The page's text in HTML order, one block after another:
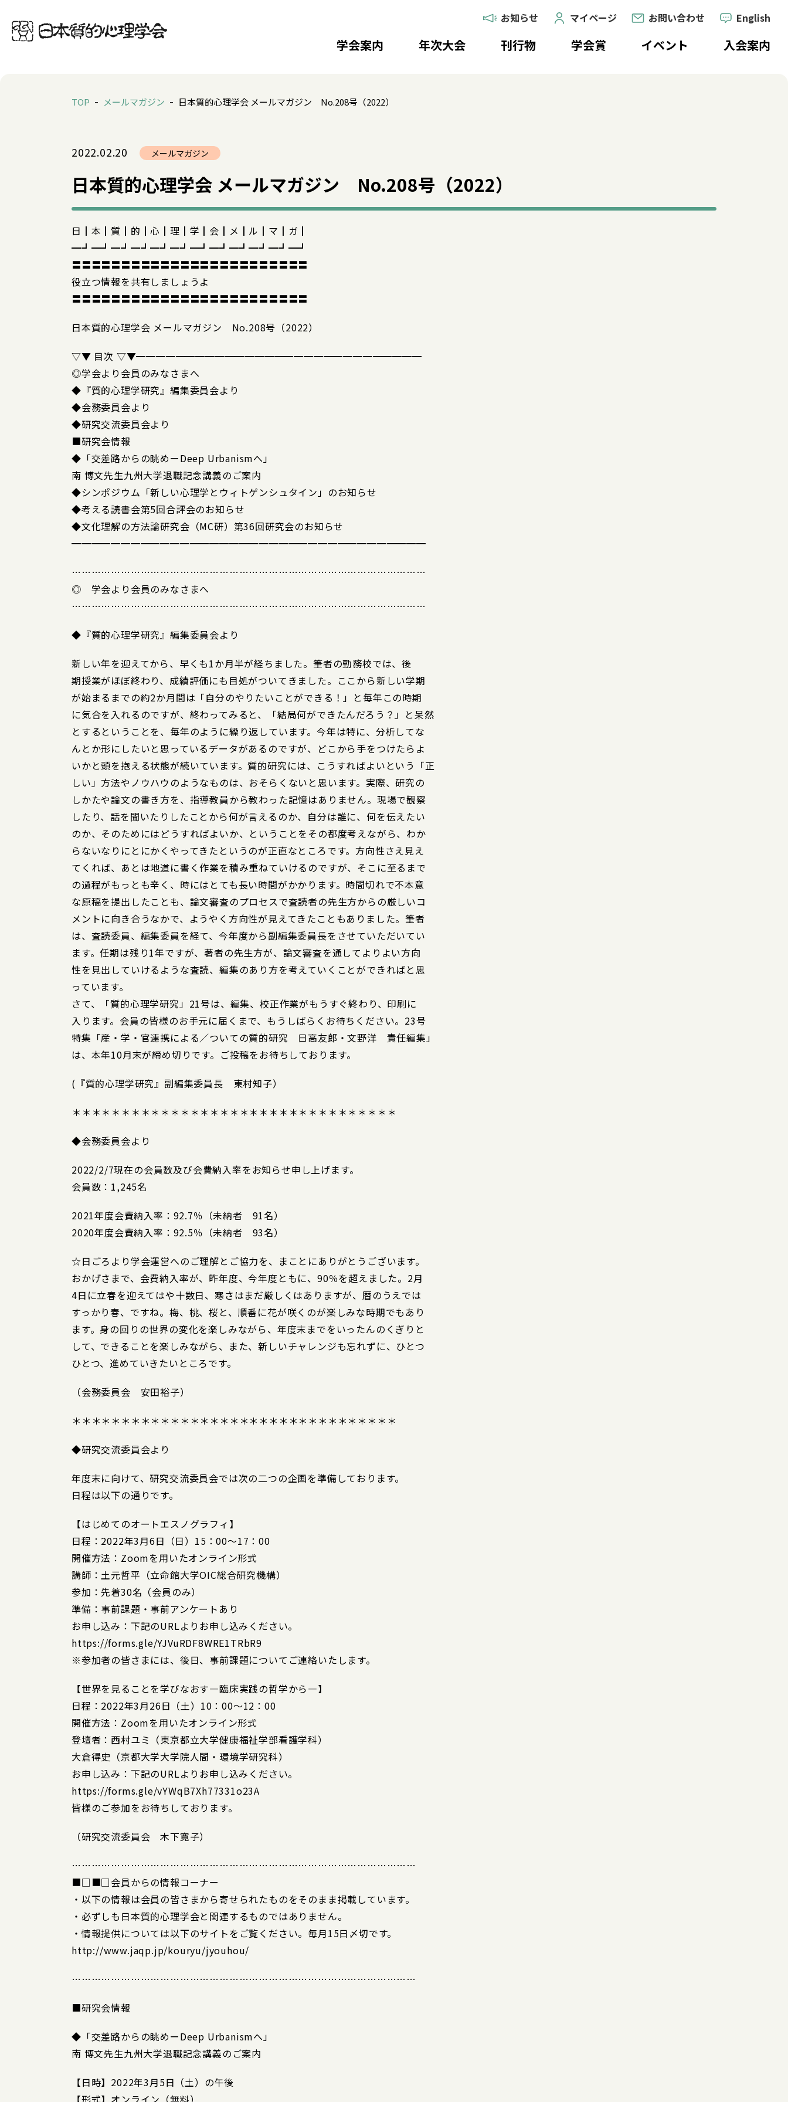
お知らせ マイページ お問い合わせ English
学会案内 年次大会 刊行物 学会賞 イベント 入会案内
TOP メールマガジン 日本質的心理学会 メールマガジン No.208号（2022）
2022.02.20 メールマガジン
日本質的心理学会 メールマガジン No.208号（2022）
日┃本┃質┃的┃心┃理┃学┃会┃メ┃ル┃マ┃ガ┃
━┛━┛━┛━┛━┛━┛━┛━┛━┛━┛━┛━┛
〓〓〓〓〓〓〓〓〓〓〓〓〓〓〓〓〓〓〓〓〓〓〓〓
役立つ情報を共有しましょうよ
〓〓〓〓〓〓〓〓〓〓〓〓〓〓〓〓〓〓〓〓〓〓〓〓
日本質的心理学会 メールマガジン No.208号（2022）
▽▼ 目次 ▽▼━━━━━━━━━━━━━━━━━━━━━━━━━━━━━
◎学会より会員のみなさまへ
◆『質的心理学研究』編集委員会より
◆会務委員会より
◆研究交流委員会より
■研究会情報
◆「交差路からの眺めーDeep Urbanismへ」
南 博文先生九州大学退職記念講義のご案内
◆シンポジウム「新しい心理学とウィトゲンシュタイン」のお知らせ
◆考える読書会第5回合評会のお知らせ
◆文化理解の方法論研究会（MC研）第36回研究会のお知らせ
━━━━━━━━━━━━━━━━━━━━━━━━━━━━━━━━━━━━
………………………………………………………………………………………………
◎ 学会より会員のみなさまへ
………………………………………………………………………………………………
◆『質的心理学研究』編集委員会より
新しい年を迎えてから、早くも1か月半が経ちました。筆者の勤務校では、後
期授業がほぼ終わり、成績評価にも目処がついてきました。ここから新しい学期
が始まるまでの約2か月間は「自分のやりたいことができる！」と毎年この時期
に気合を入れるのですが、終わってみると、「結局何ができたんだろう？」と呆然
とするということを、毎年のように繰り返しています。今年は特に、分析してな
んとか形にしたいと思っているデータがあるのですが、どこから手をつけたらよ
いかと頭を抱える状態が続いています。質的研究には、こうすればよいという「正
しい」方法やノウハウのようなものは、おそらくないと思います。実際、研究の
しかたや論文の書き方を、指導教員から教わった記憶はありません。現場で観察
したり、話を聞いたりしたことから何が言えるのか、自分は誰に、何を伝えたい
のか、そのためにはどうすればよいか、ということをその都度考えながら、わか
らないなりにとにかくやってきたというのが正直なところです。方向性さえ見え
てくれば、あとは地道に書く作業を積み重ねていけるのですが、そこに至るまで
の過程がもっとも辛く、時にはとても長い時間がかかります。時間切れで不本意
な原稿を提出したことも、論文審査のプロセスで査読者の先生方からの厳しいコ
メントに向き合うなかで、ようやく方向性が見えてきたこともありました。筆者
は、査読委員、編集委員を経て、今年度から副編集委員長をさせていただいてい
ます。任期は残り1年ですが、著者の先生方が、論文審査を通してよりよい方向
性を見出していけるような査読、編集のあり方を考えていくことができればと思
っています。
さて、「質的心理学研究」21号は、編集、校正作業がもうすぐ終わり、印刷に
入ります。会員の皆様のお手元に届くまで、もうしばらくお待ちください。23号
特集「産・学・官連携による／ついての質的研究 日高友郎・文野洋 責任編集」
は、本年10月末が締め切りです。ご投稿をお待ちしております。
(『質的心理学研究』副編集委員長 東村知子）
＊＊＊＊＊＊＊＊＊＊＊＊＊＊＊＊＊＊＊＊＊＊＊＊＊＊＊＊＊＊＊＊＊
◆会務委員会より
2022/2/7現在の会員数及び会費納入率をお知らせ申し上げます。
会員数：1,245名
2021年度会費納入率：92.7％（未納者 91名）
2020年度会費納入率：92.5％（未納者 93名）
☆日ごろより学会運営へのご理解とご協力を、まことにありがとうございます。
おかげさまで、会費納入率が、昨年度、今年度ともに、90％を超えました。2月
4日に立春を迎えてはや十数日、寒さはまだ厳しくはありますが、暦のうえでは
すっかり春、ですね。梅、桃、桜と、順番に花が咲くのが楽しみな時期でもあり
ます。身の回りの世界の変化を楽しみながら、年度末までをいったんのくぎりと
して、できることを楽しみながら、また、新しいチャレンジも忘れずに、ひとつ
ひとつ、進めていきたいところです。
（会務委員会 安田裕子）
＊＊＊＊＊＊＊＊＊＊＊＊＊＊＊＊＊＊＊＊＊＊＊＊＊＊＊＊＊＊＊＊＊
◆研究交流委員会より
年度末に向けて、研究交流委員会では次の二つの企画を準備しております。
日程は以下の通りです。
【はじめてのオートエスノグラフィ】
日程：2022年3月6日（日）15：00～17：00
開催方法：Zoomを用いたオンライン形式
講師：土元哲平（立命館大学OIC総合研究機構）
参加：先着30名（会員のみ）
準備：事前課題・事前アンケートあり
お申し込み：下記のURLよりお申し込みください。
https://forms.gle/YJVuRDF8WRE1TRbR9
※参加者の皆さまには、後日、事前課題についてご連絡いたします。
【世界を見ることを学びなおす―臨床実践の哲学から―】
日程：2022年3月26日（土）10：00～12：00
開催方法：Zoomを用いたオンライン形式
登壇者：西村ユミ（東京都立大学健康福祉学部看護学科）
大倉得史（京都大学大学院人間・環境学研究科）
お申し込み：下記のURLよりお申し込みください。
https://forms.gle/vYWqB7Xh77331o23A
皆様のご参加をお待ちしております。
（研究交流委員会 木下寛子）
……………………………………………………………………………………………
■□■□会員からの情報コーナー
・以下の情報は会員の皆さまから寄せられたものをそのまま掲載しています。
・必ずしも日本質的心理学会と関連するものではありません。
・情報提供については以下のサイトをご覧ください。毎月15日〆切です。
http://www.jaqp.jp/kouryu/jyouhou/
……………………………………………………………………………………………
■研究会情報
◆「交差路からの眺めーDeep Urbanismへ」
南 博文先生九州大学退職記念講義のご案内
【日時】2022年3月5日（土）の午後
【形式】オンライン（無料）